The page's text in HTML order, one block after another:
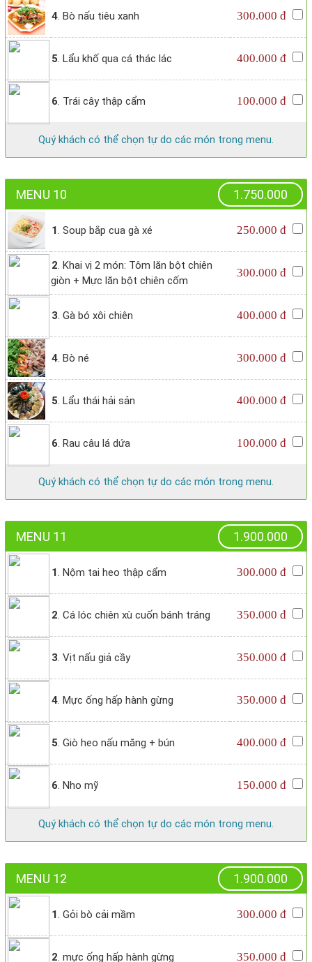
4. Bò nấu tiêu xanh 300.000 đ
5. Lẩu khố qua cá thác lác 400.000 đ
6. Trái cây thập cẩm 100.000 đ
Quý khách có thể chọn tự do các món trong menu.
MENU 10 1.750.000
1. Soup bắp cua gà xé 250.000 đ
2. Khai vị 2 món: Tôm lăn bột chiên
giòn + Mực lăn bột chiên cốm
300.000 đ
3. Gà bó xôi chiên 400.000 đ
4. Bò né 300.000 đ
5. Lẩu thái hải sản 400.000 đ
6. Rau câu lá dứa 100.000 đ
Quý khách có thể chọn tự do các món trong menu.
MENU 11 1.900.000
1. Nộm tai heo thập cẩm 300.000 đ
2. Cá lóc chiên xù cuốn bánh tráng 350.000 đ
3. Vịt nấu giả cầy 350.000 đ
4. Mực ống hấp hành gừng 350.000 đ
5. Giò heo nấu măng + bún 400.000 đ
6. Nho mỹ 150.000 đ
Quý khách có thể chọn tự do các món trong menu.
MENU 12 1.900.000
1. Gỏi bò cải mầm 300.000 đ
2. mực ống hấp hành gừng 350.000 đ